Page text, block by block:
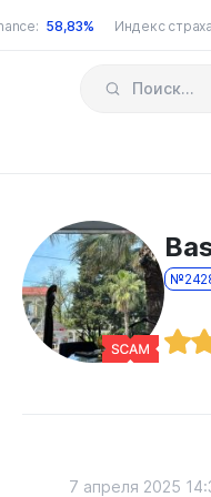
58,83% Индекс
7 апреля 2025